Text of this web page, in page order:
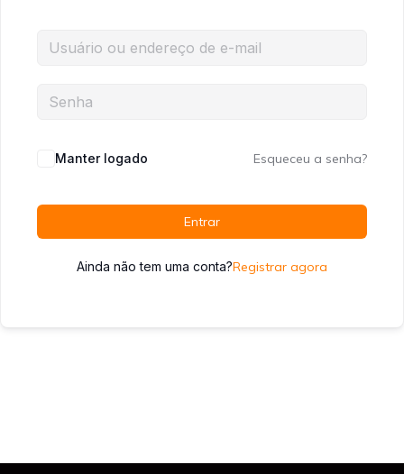
Manter logado Esqueceu a senha?
Entrar
Ainda não tem uma conta?Registrar agora